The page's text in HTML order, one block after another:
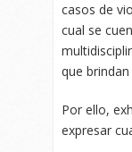
casos de
cual se
que
Por ello,
expresar